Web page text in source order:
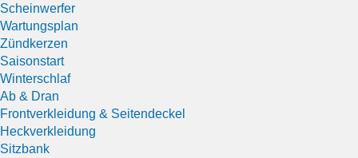
Scheinwerfer
Wartungsplan
Zündkerzen
Saisonstart
Winterschlaf
Ab & Dran
Frontverkleidung & Seitendeckel
Heckverkleidung
Sitzbank